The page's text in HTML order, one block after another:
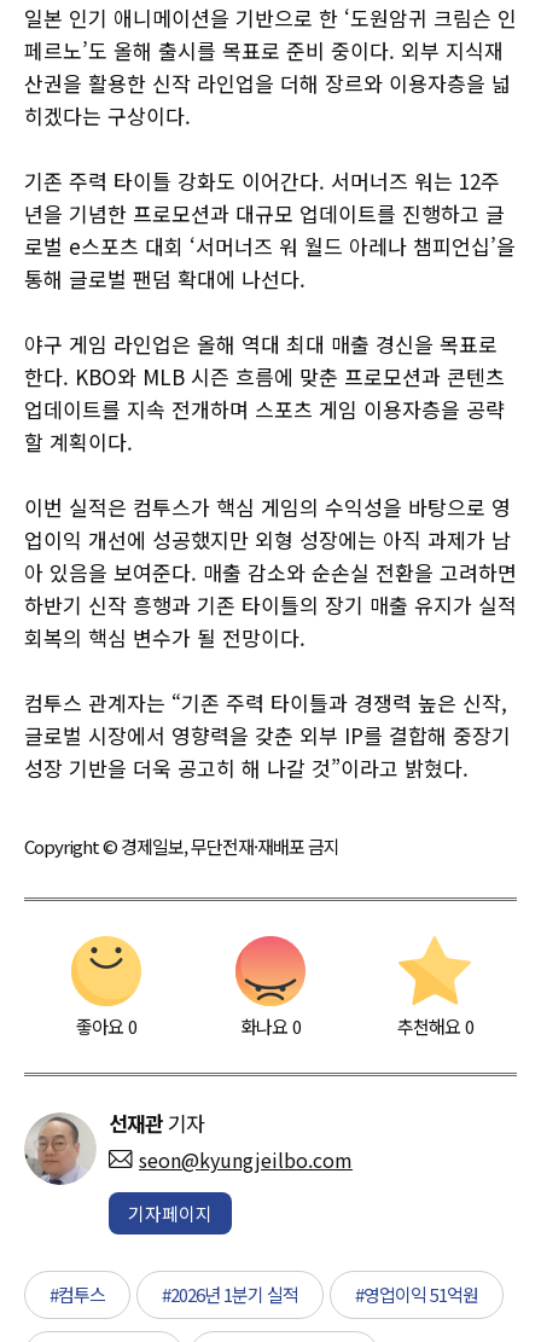
일본 인기 애니메이션을 기반으로 한 ‘도원암귀 크림슨 인
페르노’도 올해 출시를 목표로 준비 중이다. 외부 지식재
산권을 활용한 신작 라인업을 더해 장르와 이용자층을 넓
히겠다는 구상이다.
기존 주력 타이틀 강화도 이어간다. 서머너즈 워는 12주
년을 기념한 프로모션과 대규모 업데이트를 진행하고 글
로벌 e스포츠 대회 ‘서머너즈 워 월드 아레나 챔피언십’을
통해 글로벌 팬덤 확대에 나선다.
야구 게임 라인업은 올해 역대 최대 매출 경신을 목표로
한다. KBO와 MLB 시즌 흐름에 맞춘 프로모션과 콘텐츠
업데이트를 지속 전개하며 스포츠 게임 이용자층을 공략
할 계획이다.
이번 실적은 컴투스가 핵심 게임의 수익성을 바탕으로 영
업이익 개선에 성공했지만 외형 성장에는 아직 과제가 남
아 있음을 보여준다. 매출 감소와 순손실 전환을 고려하면
하반기 신작 흥행과 기존 타이틀의 장기 매출 유지가 실적
회복의 핵심 변수가 될 전망이다.
컴투스 관계자는 “기존 주력 타이틀과 경쟁력 높은 신작,
글로벌 시장에서 영향력을 갖춘 외부 IP를 결합해 중장기
성장 기반을 더욱 공고히 해 나갈 것”이라고 밝혔다.
Copyright © 경제일보, 무단전재·재배포 금지
좋아요0 화나요0 추천해요 0
선재관 기자
seon@kyungjeilbo.com
기자페이지
#컴투스 #2026년 1분기 실적 #영업이익 51억원